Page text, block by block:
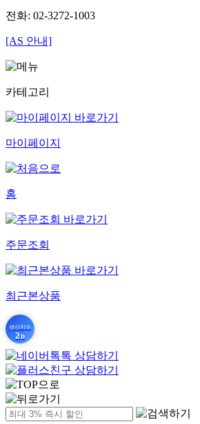
전화: 02-3272-1003
[AS 안내]
카테고리
마이페이지
홈
주문조회
최근본상품
생산지수
2 D